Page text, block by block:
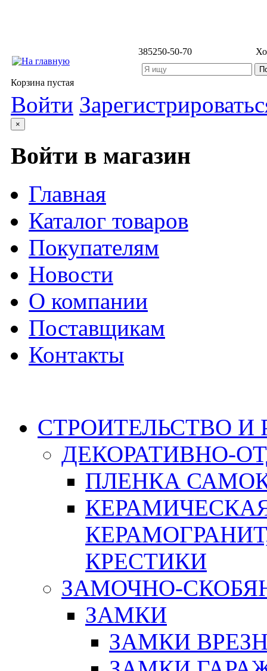
385250-50-70
Корзина пустая
Войти
×
Войти в магазин
Главная
Каталог товаров
Покупателям
Новости
О компании
Поставщикам
Контакты
СТРОИТЕЛЬСТВО И
ДЕКОРАТИВНО-
ПЛЕНКА
КРЕСТИКИ
ЗАМОЧНО-
ЗАМКИ
ЗАМКИ